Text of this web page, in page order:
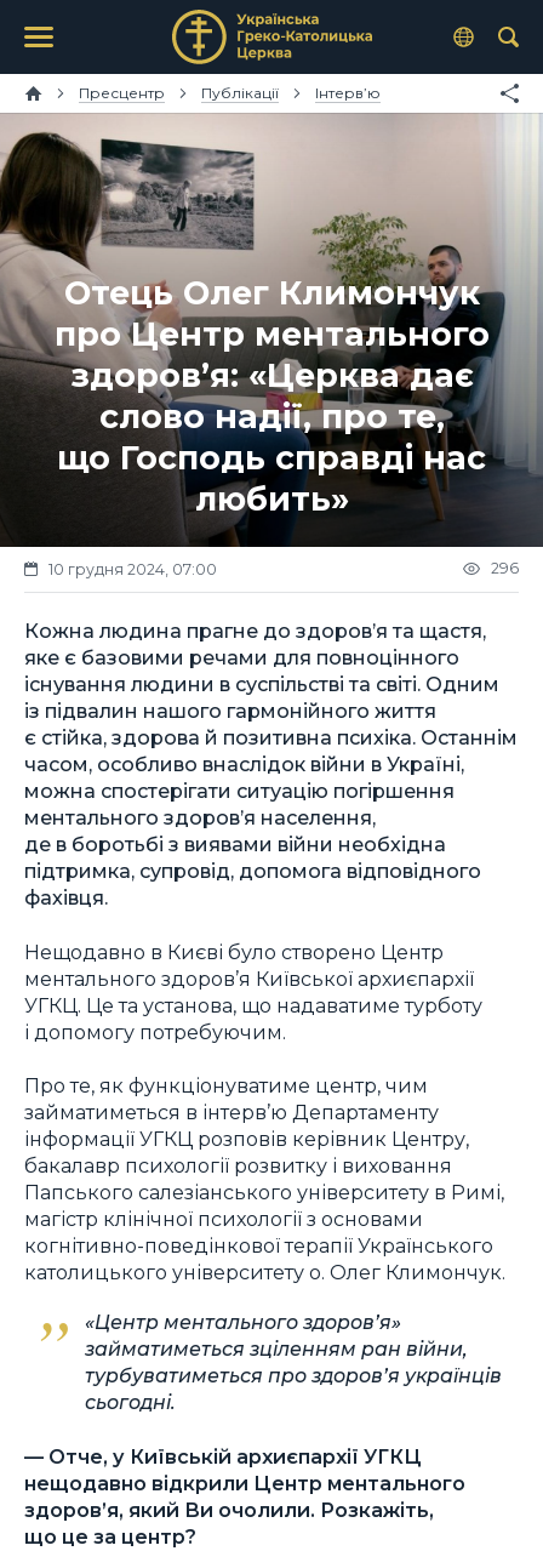
Пресцентр Публікації Інтерв’ю
Отець Олег Климончук
про Центр ментального
здоров’я: «Церква дає
слово надії, про те,
що Господь справді нас
любить»
10 грудня 2024, 07:00 296
Кожна людина прагне до здоров’я та щастя,
яке є базовими речами для повноцінного
існування людини в суспільстві та світі. Одним
із підвалин нашого гармонійного життя
є стійка, здорова й позитивна психіка. Останнім
часом, особливо внаслідок війни в Україні,
можна спостерігати ситуацію погіршення
ментального здоров’я населення,
де в боротьбі з виявами війни необхідна
підтримка, супровід, допомога відповідного
фахівця.
Нещодавно в Києві було створено Центр
ментального здоров’я Київської архиєпархії
УГКЦ. Це та установа, що надаватиме турботу
і допомогу потребуючим.
Про те, як функціонуватиме центр, чим
займатиметься в інтерв’ю Департаменту
інформації УГКЦ розповів керівник Центру,
бакалавр психології розвитку і виховання
Папського салезіанського університету в Римі,
магістр клінічної психології з основами
когнітивно-поведінкової терапії Українського
католицького університету о. Олег Климончук.
«Центр ментального здоровʼя»
займатиметься зціленням ран війни,
турбуватиметься про здоров’я українців
сьогодні.
— Отче, у Київській архиєпархії УГКЦ
нещодавно відкрили Центр ментального
здоров’я, який Ви очолили. Розкажіть,
що це за центр?